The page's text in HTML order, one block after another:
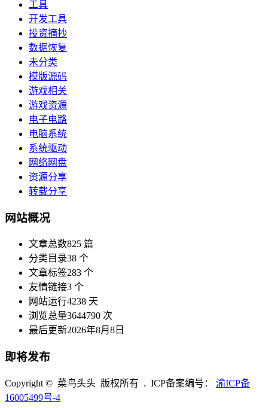
工具
开发工具
投资摘抄
数据恢复
未分类
模版源码
游戏相关
游戏资源
电子电路
电脑系统
系统驱动
网络网盘
资源分享
转载分享
网站概况
文章总数825 篇
分类目录38 个
文章标签283 个
友情链接3 个
网站运行4238 天
浏览总量3644790 次
最后更新2026年8月8日
即将发布
Copyright © 菜鸟头头 版权所有 . ICP备案编号： 渝ICP备
16005499号-4